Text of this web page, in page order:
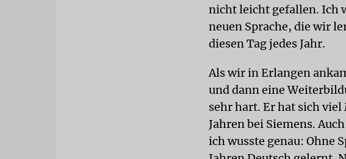
nicht leicht gefallen. Ich
neuen Sprache, die wir
diesen Tag jedes Jahr.
Als wir in Erlangen
und dann eine
sehr hart. Er hat sich
Jahren bei Siemens.
ich wusste genau: Ohne